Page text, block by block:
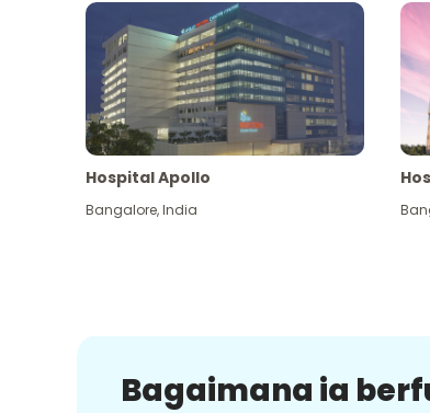
Hospital Apollo
Bangalore,India
Bagaimana ia